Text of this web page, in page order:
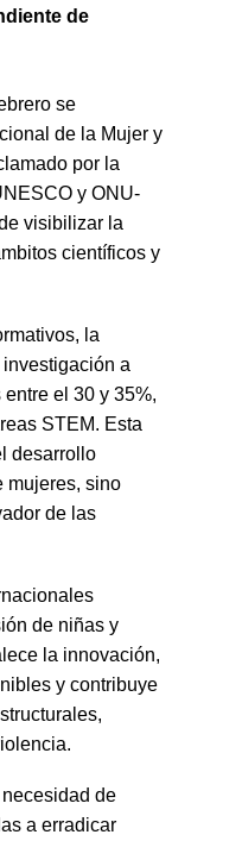
de
se
de la Mujer y
por la
y ONU-
visibilizar la
científicos y
la
a
el 30 y 35%,
STEM. Esta
desarrollo
mujeres, sino
de las
de niñas y
la innovación,
y contribuye
de
a erradicar